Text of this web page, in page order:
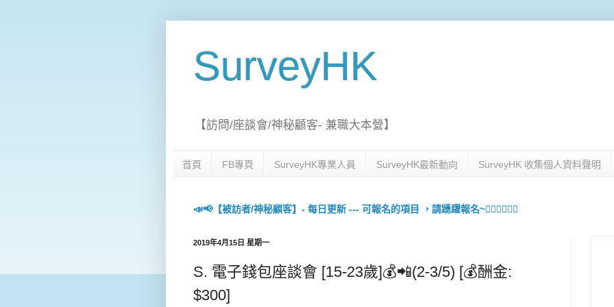
SurveyHK
【訪問/座談會/神秘顧客- 兼職大本營】
首頁 FB專頁 SurveyHK專業人員 SurveyHK最新動向 SurveyHK 收集個人資料聲明
📣📢【被訪者/神秘顧客】- 每日更新 --- 可報名的項目 ，請踴躍報名~🙋🏻‍♀️💇🏻‍♀️
2019年4月15日 星期一
S. 電子錢包座談會 [15-23歲]💰📲(2-3/5) [💰酬金:
$300]